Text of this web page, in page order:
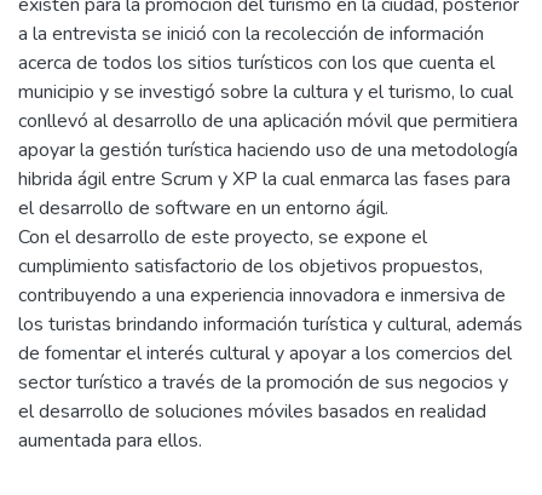
a la entrevista se inició con la recolección de información
acerca de todos los sitios turísticos con los que cuenta el
municipio y se investigó sobre la cultura y el turismo, lo cual
conllevó al desarrollo de una aplicación móvil que permitiera
apoyar la gestión turística haciendo uso de una metodología
hibrida ágil entre Scrum y XP la cual enmarca las fases para
el desarrollo de software en un entorno ágil.
Con el desarrollo de este proyecto, se expone el
cumplimiento satisfactorio de los objetivos propuestos,
contribuyendo a una experiencia innovadora e inmersiva de
los turistas brindando información turística y cultural, además
de fomentar el interés cultural y apoyar a los comercios del
sector turístico a través de la promoción de sus negocios y
el desarrollo de soluciones móviles basados en realidad
aumentada para ellos.